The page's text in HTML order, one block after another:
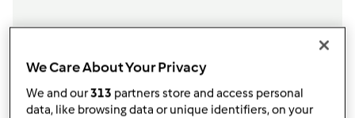
Ingredientes
Farófias:
10claras de ovo
50gaçúcar
We Care About Your Privacy
We and our313 partners store and access personal
data, like browsing data or unique identifiers, on your